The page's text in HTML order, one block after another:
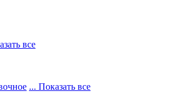
все
... Показать все